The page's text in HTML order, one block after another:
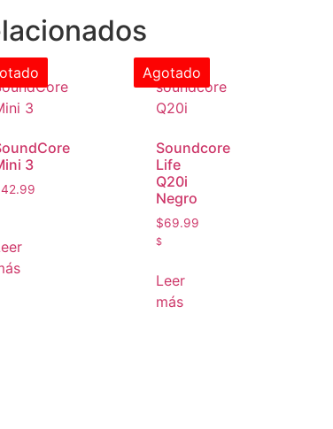
3
42.99
Agotado
Soundcore
Life
Q20i
Negro
$69.99
$
Leer
más